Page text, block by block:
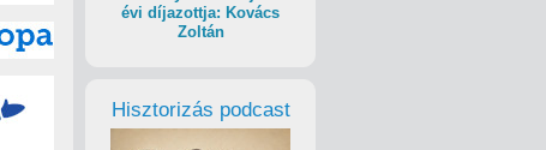
évi díjazottja: Kovács
Zoltán
Hisztorizás podcast